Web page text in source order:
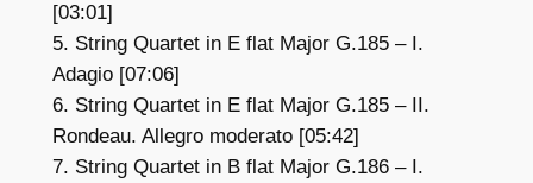
[03:01]
5. String Quartet in E flat Major G.185 – I.
Adagio [07:06]
6. String Quartet in E flat Major G.185 – II.
Rondeau. Allegro moderato [05:42]
7. String Quartet in B flat Major G.186 – I.